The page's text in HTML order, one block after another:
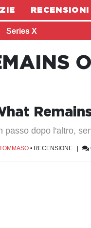
RECENSIONI
Series X
passo dopo l'altro,
• RECENSIONE